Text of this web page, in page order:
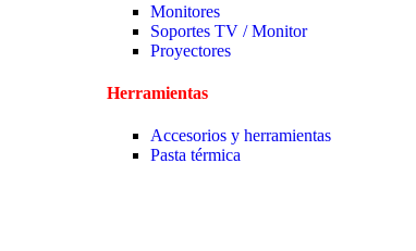
Monitores
Soportes TV / Monitor
Proyectores
Herramientas
Accesorios y herramientas
Pasta térmica